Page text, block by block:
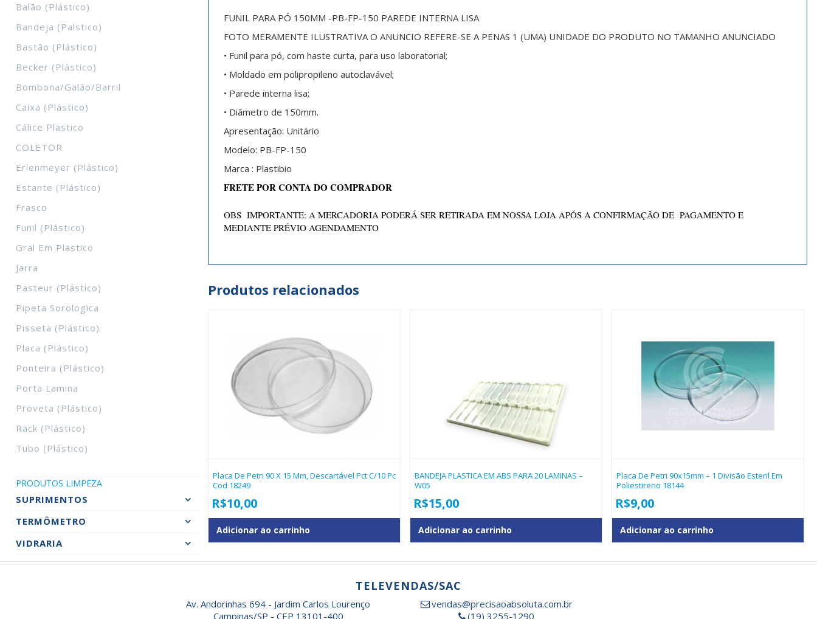
Balão (plástico)
Bandeja (palstico)
Bastão (plástico)
Becker (plástico)
Bombona/galão/barril
Caixa (plástico)
Cálice Plastico
COLETOR
Erlenmeyer (plástico)
Estante (plástico)
Frasco
Funil (plástico)
Gral Em Plastico
Jarra
Pasteur (plástico)
Pipeta Sorologica
Pisseta (plástico)
Placa (plástico)
Ponteira (plástico)
Porta Lamina
Proveta (plástico)
Rack (plástico)
Tubo (plástico)
PRODUTOS LIMPEZA
SUPRIMENTOS
TERMÔMETRO
VIDRARIA
FUNIL PARA PÓ 150MM -PB-FP-150 PAREDE INTERNA LISA
FOTO MERAMENTE ILUSTRATIVA O ANUNCIO REFERE-SE A PENAS 1 (UMA) UNIDADE DO PRODUTO NO TAMANHO ANUNCIADO
• Funil para pó, com haste curta, para uso laboratorial;
• Moldado em polipropileno autoclavável;
• Parede interna lisa;
• Diâmetro de 150mm.
Apresentação: Unitário
Modelo: PB-FP-150
Marca : Plastibio
FRETE POR CONTA DO COMPRADOR
OBS IMPORTANTE: A MERCADORIA PODERÁ SER RETIRADA EM NOSSA LOJA APÓS A CONFIRMAÇÃO DE PAGAMENTO E
MEDIANTE PRÉVIO AGENDAMENTO
Produtos relacionados
Placa De Petri 90 X 15 Mm, Descartável Pct C/10 Pc
Cod 18249
R$10,00
Adicionar ao carrinho
BANDEJA PLASTICA EM ABS PARA 20 LAMINAS –
W05
R$15,00
Adicionar ao carrinho
Placa De Petri 90x15mm – 1 Divisão Esteril Em
Poliestireno 18144
R$9,00
Adicionar ao carrinho
TELEVENDAS/SAC
Av. Andorinhas 694 - Jardim Carlos Lourenço
Campinas/SP - CEP 13101-400
vendas@precisaoabsoluta.com.br
(19) 3255-1290